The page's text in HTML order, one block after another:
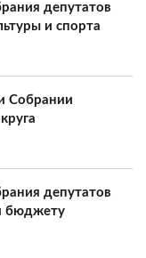
депутатов
и спорта
Собрании
депутатов
бюджету